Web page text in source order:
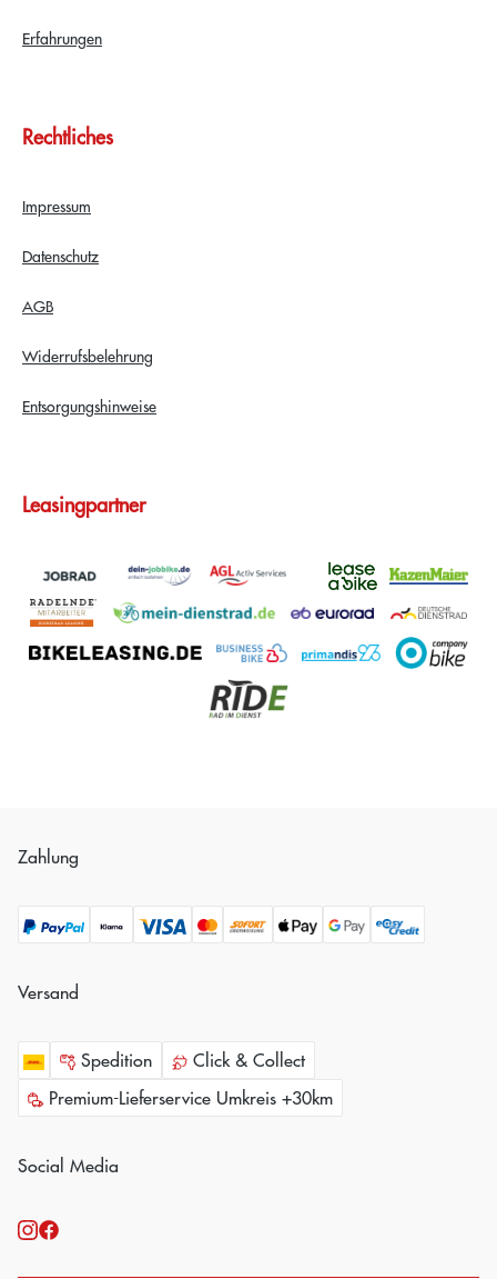
Erfahrungen
Rechtliches
Impressum
Datenschutz
AGB
Widerrufsbelehrung
Entsorgungshinweise
Leasingpartner
Zahlung
Versand
Spedition
Click & Collect
Premium-Lieferservice Umkreis +30km
Social Media